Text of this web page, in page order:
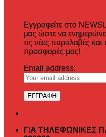
Εγγραφείτε στο
μας ώστε να
τις νέες παραλαβές και
προσφορές μας!
Email address:
ΓΙΑ ΤΗΛΕΦΩΝΙΚΕΣ